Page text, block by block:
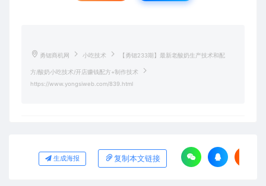
勇锶商机网 小吃技术 【勇锶233期】最新老酸奶生产技术和配
方/酸奶小吃技术/开店赚钱配方+制作技术
https://www.yongsiweb.com/839.html
生成海报 复制本文链接